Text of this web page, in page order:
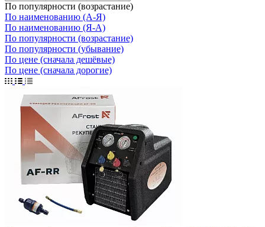
По популярности (возрастание)
По наименованию (А-Я)
По наименованию (Я-А)
По популярности (возрастание)
По популярности (убывание)
По цене (сначала дешёвые)
По цене (сначала дорогие)